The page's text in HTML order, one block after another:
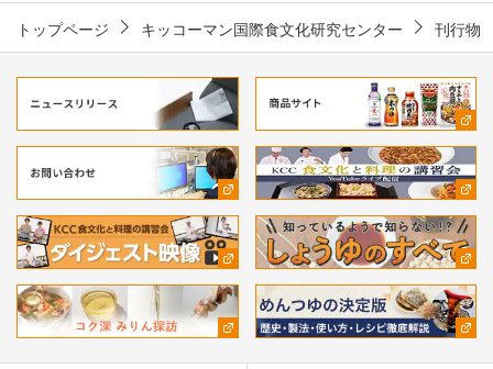
トップページ キッコーマン国際食文化研究センター 刊行物